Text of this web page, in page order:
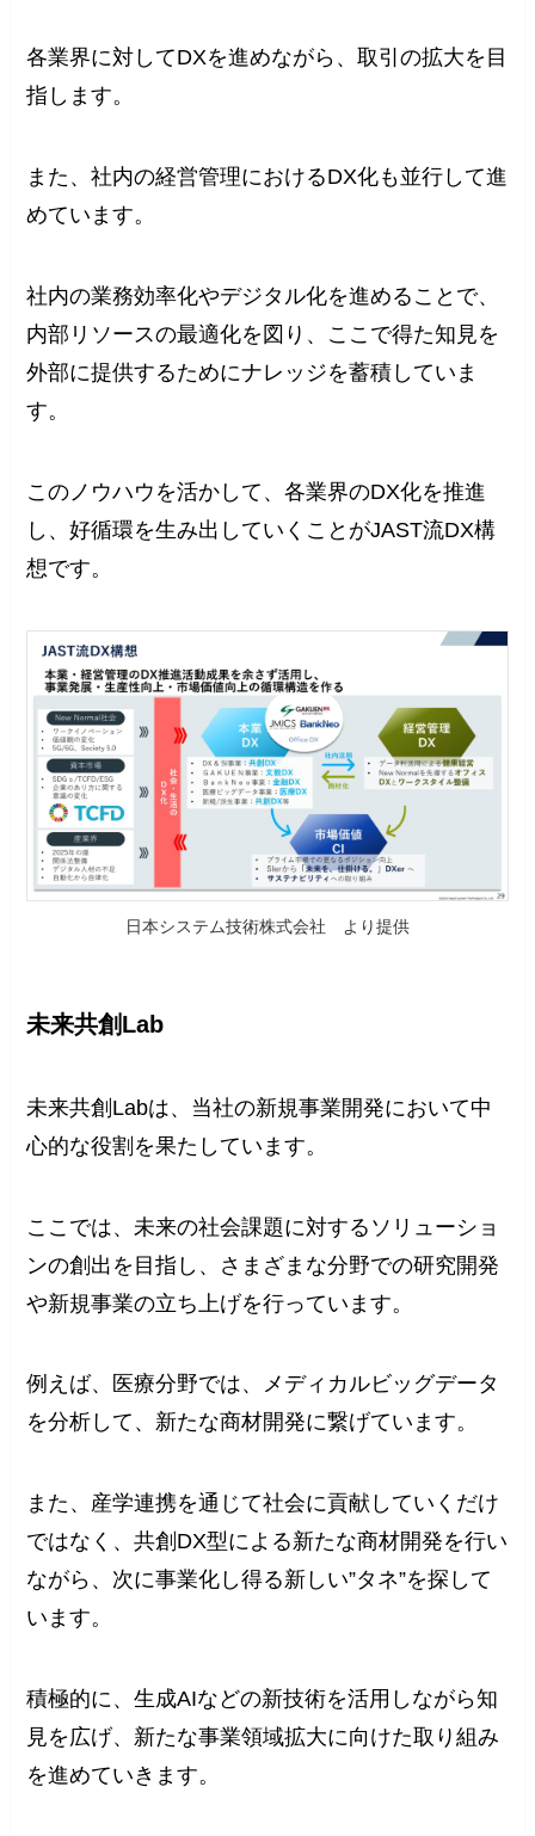
各業界に対してDXを進めながら、取引の拡大を目
指します。
また、社内の経営管理におけるDX化も並行して進
めています。
社内の業務効率化やデジタル化を進めることで、
内部リソースの最適化を図り、ここで得た知見を
外部に提供するためにナレッジを蓄積していま
す。
このノウハウを活かして、各業界のDX化を推進
し、好循環を生み出していくことがJAST流DX構
想です。
日本システム技術株式会社 より提供
未来共創Lab
未来共創Labは、当社の新規事業開発において中
心的な役割を果たしています。
ここでは、未来の社会課題に対するソリューショ
ンの創出を目指し、さまざまな分野での研究開発
や新規事業の立ち上げを行っています。
例えば、医療分野では、メディカルビッグデータ
を分析して、新たな商材開発に繋げています。
また、産学連携を通じて社会に貢献していくだけ
ではなく、共創DX型による新たな商材開発を行い
ながら、次に事業化し得る新しい”タネ”を探して
います。
積極的に、生成AIなどの新技術を活用しながら知
見を広げ、新たな事業領域拡大に向けた取り組み
を進めていきます。